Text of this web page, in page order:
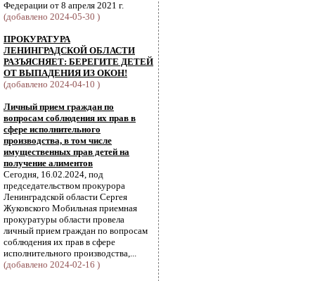
Федерации от 8 апреля 2021 г.
(добавлено 2024-05-30 )
ПРОКУРАТУРА
ЛЕНИНГРАДСКОЙ ОБЛАСТИ
РАЗЪЯСНЯЕТ: БЕРЕГИТЕ ДЕТЕЙ
ОТ ВЫПАДЕНИЯ ИЗ ОКОН!
(добавлено 2024-04-10 )
Личный прием граждан по
вопросам соблюдения их прав в
сфере исполнительного
производства, в том числе
имущественных прав детей на
получение алиментов
Сегодня, 16.02.2024, под
председательством прокурора
Ленинградской области Сергея
Жуковского Мобильная приемная
прокуратуры области провела
личный прием граждан по вопросам
соблюдения их прав в сфере
исполнительного производства,...
(добавлено 2024-02-16 )